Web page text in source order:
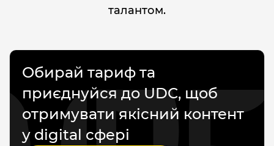
талантом.
Обирай тариф та
приєднуйся до UDC, щоб
отримувати якісний контент
у digital сфері